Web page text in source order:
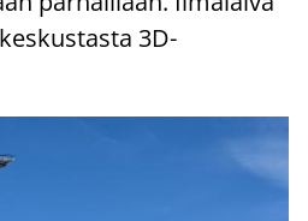
3D-​